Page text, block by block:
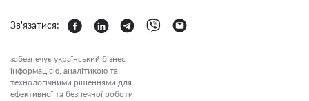
Зв'язатися:
забезпечує український бізнес
інформацією, аналітикою та
технологічними рішеннями для
ефективної та безпечної роботи.